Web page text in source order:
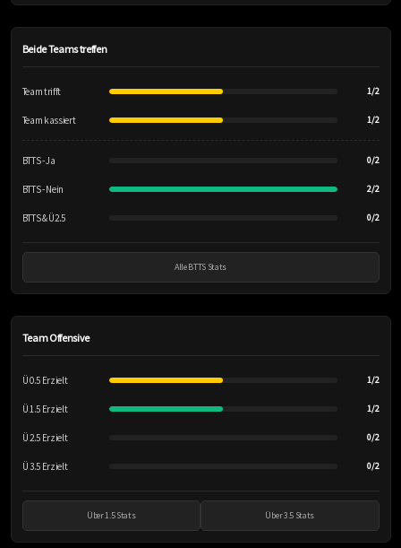
Beide Teams treffen
Team trifft 1/2
Team kassiert 1/2
BTTS - Ja 0/2
BTTS - Nein 2/2
BTTS & Ü2.5 0/2
Alle BTTS Stats
Team Offensive
Ü 0.5 Erzielt 1/2
Ü 1.5 Erzielt 1/2
Ü 2.5 Erzielt 0/2
Ü 3.5 Erzielt 0/2
Über 1.5 Stats Über 3.5 Stats